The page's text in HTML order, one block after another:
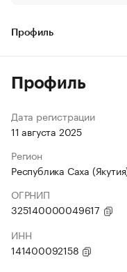
Профиль
Профиль
Дата регистрации
11 августа 2025
Регион
Республика Саха
ОГРНИП
325140000049617
ИНН
141400092158